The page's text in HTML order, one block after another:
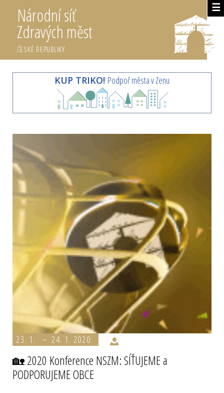
☰
Národní síť
Zdravých měst
ČESKÉ REPUBLIKY
KUP TRIKO! Podpoř města v Zenu
23. 1. – 24. 1. 2020
🏡 2020 Konference NSZM: SÍŤUJEME a
PODPORUJEME OBCE